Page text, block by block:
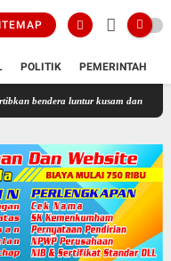
POLITIK PEMERINTAH
Semua Aparatur Negara Di